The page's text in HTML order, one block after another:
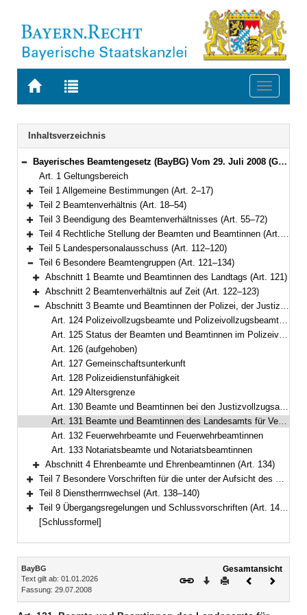
Zur
BAYERN.RECHT
Zur
letzten
Suche
Toggle
Navigation
Inhaltsverzeichnis
Bereich reduzieren
Bayerisches Beamtengesetz (BayBG) Vom 29. Juli 2008 (GVBl. S. 500) BayRS 2030-1-1-F (Art. 1–147)
Art. 1 Geltungsbereich
Bereich erweitern
Teil 1 Allgemeine Bestimmungen (Art. 2–17)
Bereich erweitern
Teil 2 Beamtenverhältnis (Art. 18–54)
Bereich erweitern
Teil 3 Beendigung des Beamtenverhältnisses (Art. 55–72)
Bereich erweitern
Teil 4 Rechtliche Stellung der Beamten und Beamtinnen (Art. 73–111)
Bereich erweitern
Teil 5 Landespersonalausschuss (Art. 112–120)
Bereich reduzieren
Teil 6 Besondere Beamtengruppen (Art. 121–134)
Bereich erweitern
Abschnitt 1 Beamte und Beamtinnen des Landtags (Art. 121)
Bereich erweitern
Abschnitt 2 Beamtenverhältnis auf Zeit (Art. 122–123)
Bereich reduzieren
Abschnitt 3 Beamte und Beamtinnen der Polizei, der Justizvollzugsanstalten, der weiteren speziellen Hafteinrichtungen, des Landesamts für Verfassungsschutz, der Feuerwehren und Notariatsbeamte und Notariatsbeamtinnen (Art. 124–133)
Art. 124 Polizeivollzugsbeamte und Polizeivollzugsbeamtinnen
Art. 125 Status der Beamten und Beamtinnen im Polizeivollzugsdienst in Ausbildung
Art. 126 (aufgehoben)
Art. 127 Gemeinschaftsunterkunft
Art. 128 Polizeidienstunfähigkeit
Art. 129 Altersgrenze
Art. 130 Beamte und Beamtinnen bei den Justizvollzugsanstalten und den weiteren speziellen Hafteinrichtungen
Art. 131 Beamte und Beamtinnen des Landesamts für Verfassungsschutz
Art. 132 Feuerwehrbeamte und Feuerwehrbeamtinnen
Art. 133 Notariatsbeamte und Notariatsbeamtinnen
Bereich erweitern
Abschnitt 4 Ehrenbeamte und Ehrenbeamtinnen (Art. 134)
Bereich erweitern
Teil 7 Besondere Vorschriften für die unter der Aufsicht des Staates stehenden Körperschaften, Anstalten und Stiftungen des öffentlichen Rechts (Art. 135–137)
Bereich erweitern
Teil 8 Dienstherrnwechsel (Art. 138–140)
Bereich erweitern
Teil 9 Übergangsregelungen und Schlussvorschriften (Art. 141–147)
[Schlussformel]
Inhalt
BayBG
Text gilt ab: 01.01.2026
Fassung: 29.07.2008
Gesamtansicht
Download
DruckenVorheriges